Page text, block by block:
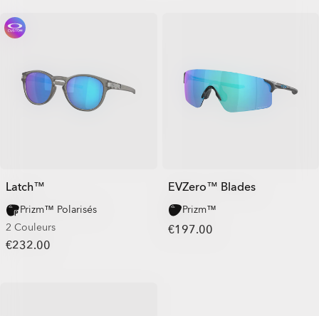
Latch™
Prizm™ Polarisés
2 Couleurs
€232.00
EVZero™ Blades
Prizm™
€197.00